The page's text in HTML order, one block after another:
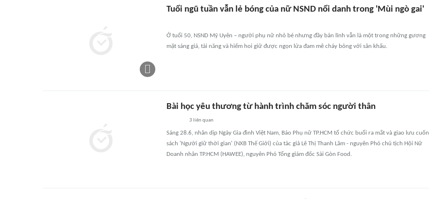
Tuổi ngũ tuần vẫn lẻ bóng của nữ NSND nổi danh trong 'Mùi ngò gai'
Ở tuổi 50, NSND Mỹ Uyên – người phụ nữ nhỏ bé nhưng đầy bản lĩnh vẫn là một trong những gương
mặt sáng giá, tài năng và hiếm hoi giữ được ngọn lửa đam mê cháy bỏng với sân khấu.
Bài học yêu thương từ hành trình chăm sóc người thân
3 liên quan
Sáng 28.6, nhân dịp Ngày Gia đình Việt Nam, Báo Phụ nữ TP.HCM tổ chức buổi ra mắt và giao lưu cuốn
sách 'Người giữ thời gian' (NXB Thế Giới) của tác giả Lê Thị Thanh Lâm - nguyên Phó chủ tịch Hội Nữ
Doanh nhân TP.HCM (HAWEE), nguyên Phó Tổng giám đốc Sài Gòn Food.